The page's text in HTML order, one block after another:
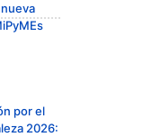
por el
2026: